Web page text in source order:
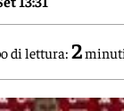
di lettura: 2minuti